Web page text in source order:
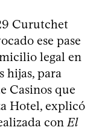
Curutchet
ese pase
legal en
hijas, para
Casinos que
Hotel, explicó
con El